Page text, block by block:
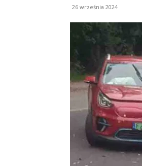
26 września 2024